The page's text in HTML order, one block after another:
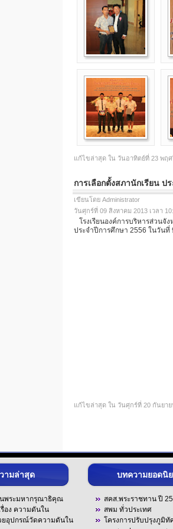
แก้ไขล่าสุด ใน วันอาทิตย์ที่ 23 พฤศ
การเลือกตั้งสภานักเรียน ป
เขียนโดย Administrator
วันศุกร์ที่ 09 สิงหาคม 2013 เวลา
โรงเรียนองค์การบริหารส่วนจั
ประจำปีการศึกษา 2556 ในวันที่
แก้ไขล่าสุด ใน วันศุกร์ที่ 20 กันยาย
ามล่าสุด
พระมหากรุณาธิคุณ
อง ความดันใน
ยอุปกรณ์วัดความดันใน
บทความยอดนิ
สคส.พระราชทาน ปี
สพม ทั่วประเทศ
โครงการปรับปรุงภูมิทั